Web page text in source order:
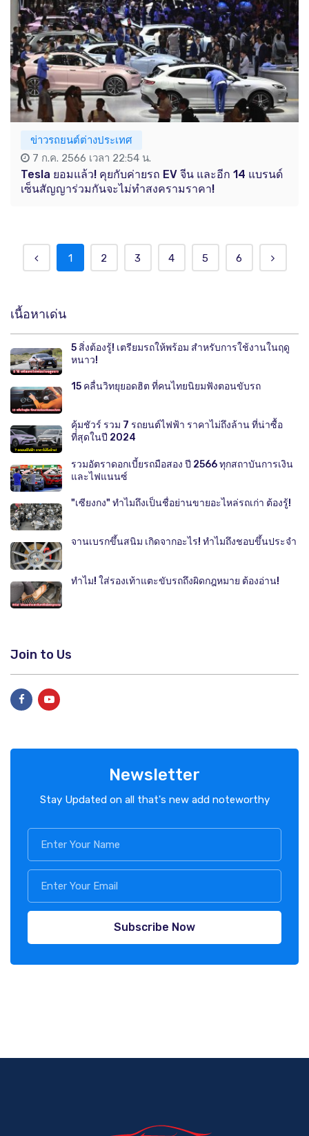
ข่าวรถยนต์ต่างประเทศ
7 ก.ค. 2566 เวลา 22:54 น.
Tesla ยอมแล้ว! คุยกับค่ายรถ EV จีน และอีก 14 แบรนด์
เซ็นสัญญาร่วมกันจะไม่ทำสงครามราคา!
1 2 3 4 5 6
เนื้อหาเด่น
5 สิ่งต้องรู้! เตรียมรถให้พร้อม สำหรับการใช้งานในฤดู
หนาว!
15 คลื่นวิทยุยอดฮิต ที่คนไทยนิยมฟังตอนขับรถ
คุ้มชัวร์ รวม 7 รถยนต์ไฟฟ้า ราคาไม่ถึงล้าน ที่น่าซื้อ
ที่สุดในปี 2024
รวมอัตราดอกเบี้ยรถมือสอง ปี 2566 ทุกสถาบันการเงิน
และไฟแนนซ์
"เซียงกง" ทำไมถึงเป็นชื่อย่านขายอะไหล่รถเก่า ต้องรู้!
จานเบรกขึ้นสนิม เกิดจากอะไร! ทำไมถึงชอบขึ้นประจำ
ทำไม! ใส่รองเท้าแตะขับรถถึงผิดกฎหมาย ต้องอ่าน!
Join to Us
Newsletter
Stay Updated on all that's new add noteworthy
Subscribe Now